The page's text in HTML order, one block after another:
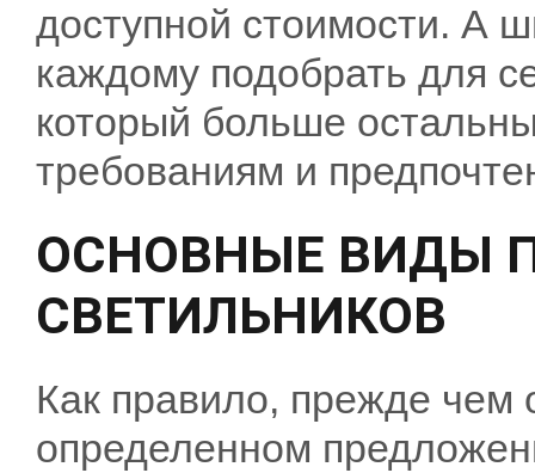
доступной стоимости. А
каждому подобрать для
который больше
требованиям и
ОСНОВНЫЕ ВИДЫ
СВЕТИЛЬНИКОВ
Как правило, прежде чем
определенном